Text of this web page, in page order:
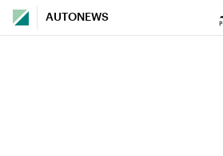
AUTONEWS